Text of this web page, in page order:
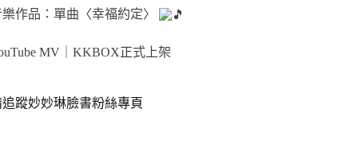
作品：單曲〈幸福約定〉
MV｜KKBOX正式上架
追蹤妙妙琳臉書粉絲專頁